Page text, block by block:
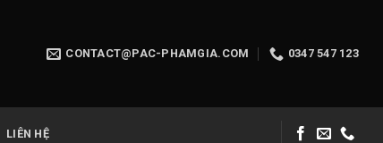
CONTACT@PAC-PHAMGIA.COM 0347 547 123
LIÊN HỆ